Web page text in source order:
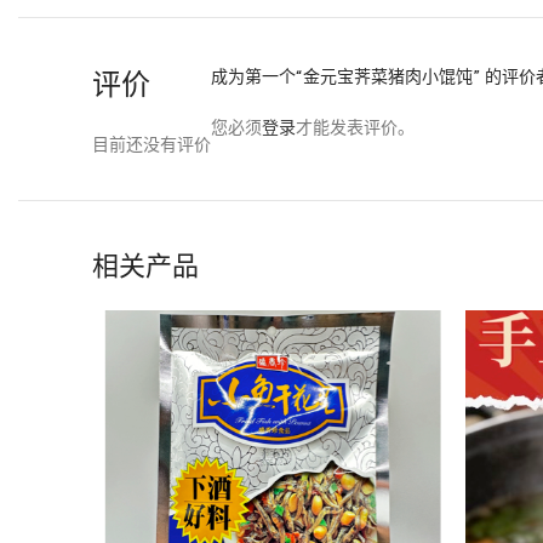
评价
目前还没有评价
成为第一个“金元宝荠菜猪肉小馄饨” 的评价
您必须登录才能发表评价。
相关产品